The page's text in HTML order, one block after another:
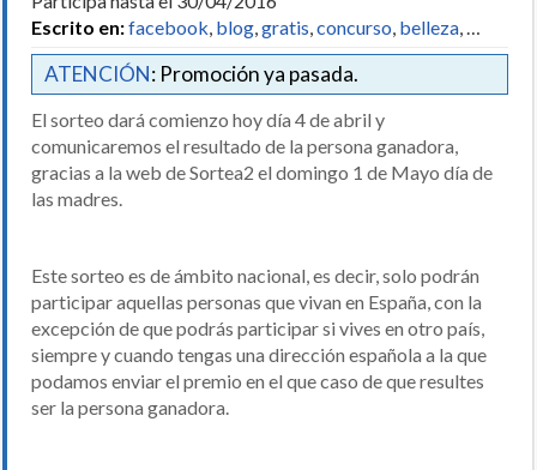
Escrito en:facebook blog gratis concurso belleza
ATENCIÓN: Promoción ya pasada.
El sorteo dará comienzo hoy día 4 de abril y
comunicaremos el resultado de la persona ganadora,
gracias a la web de Sortea2 el domingo 1 de Mayo día de
las madres.
Este sorteo es de ámbito nacional, es decir, solo podrán
participar aquellas personas que vivan en España, con la
excepción de que podrás participar si vives en otro país,
siempre y cuando tengas una dirección española a la que
podamos enviar el premio en el que caso de que resultes
ser la persona ganadora.